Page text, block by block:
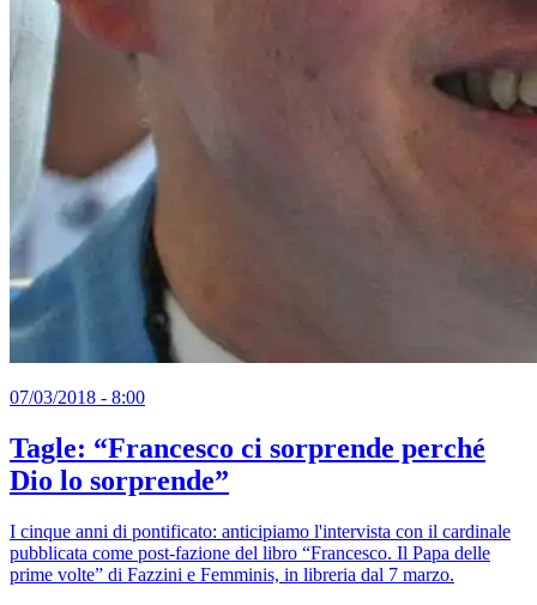
07/03/2018 - 8:00
Tagle: “Francesco ci sorprende perché
Dio lo sorprendeˮ
I cinque anni di pontificato: anticipiamo l'intervista con il cardinale
pubblicata come post-fazione del libro “Francesco. Il Papa delle
prime volte” di Fazzini e Femminis, in libreria dal 7 marzo.